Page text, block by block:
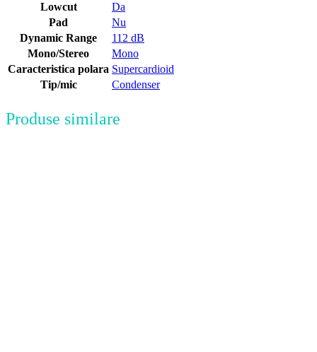
Lowcut
Da
Pad
Nu
Dynamic Range
112 dB
Mono/Stereo
Mono
Caracteristica polara Supercardioid
Tip/mic
Condenser
Produse similare